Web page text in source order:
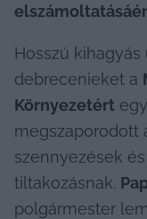
Hosszú
debrecenieket a
Környezetért
megszaporodott
szennyezések
tiltakozásnak.
polgármester